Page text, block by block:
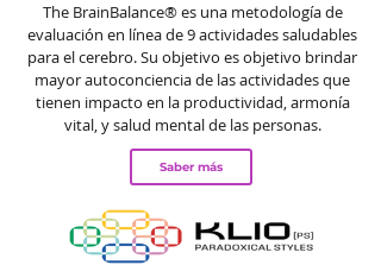
The BrainBalance® es una metodología de
evaluación en línea de 9 actividades saludables
para el cerebro. Su objetivo es objetivo brindar
mayor autoconciencia de las actividades que
tienen impacto en la productividad, armonía
vital, y salud mental de las personas.
Saber más